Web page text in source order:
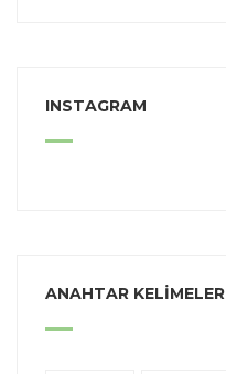
INSTAGRAM
ANAHTAR KELİMELER